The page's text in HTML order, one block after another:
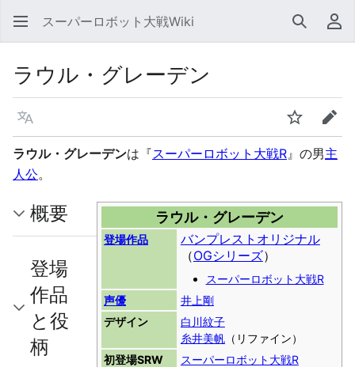
スーパーロボット大戦Wiki 検索 利
ラウル・グレーデン
言語 ウォッチ編集
ラウル・グレーデンは『スーパーロボット大戦R』の男主
人公。
ラウル・グレーデン
登場作品
バンプレストオリジナル
（OGシリーズ）
スーパーロボット大戦R
声優
井上剛
デザイン
白川紋子
糸井美帆（リファイン）
初登場SRW
スーパーロボット大戦R
概要
登場
作品
と役
柄